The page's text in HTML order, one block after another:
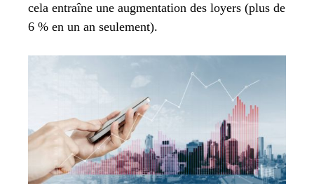
cela entraîne une augmentation des loyers (plus de
6 % en un an seulement).